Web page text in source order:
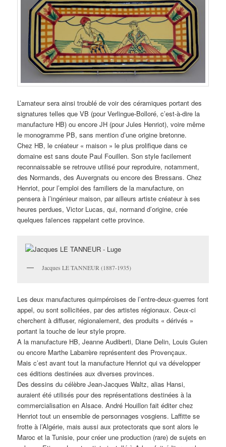
L’amateur sera ainsi troublé de voir des céramiques portant des
signatures telles que VB (pour Verlingue-Bolloré, c’est-à-dire la
manufacture HB) ou encore JH (pour Jules Henriot), voire même
le monogramme PB, sans mention d’une origine bretonne.
Chez HB, le créateur « maison » le plus prolifique dans ce
domaine est sans doute Paul Fouillen. Son style facilement
reconnaissable se retrouve utilisé pour reproduire, notamment,
des Normands, des Auvergnats ou encore des Bressans. Chez
Henriot, pour l’emploi des familiers de la manufacture, on
pensera à l’ingénieur maison, par ailleurs artiste créateur à ses
heures perdues, Victor Lucas, qui, normand d’origine, crée
quelques faïences rappelant cette province.
Jacques LE TANNEUR (1887-1935)
Les deux manufactures quimpéroises de l’entre-deux-guerres font
appel, ou sont sollicitées, par des artistes régionaux. Ceux-ci
cherchent à diffuser, régionalement, des produits « dérivés »
portant la touche de leur style propre.
A la manufacture HB, Jeanne Audiberti, Diane Delin, Louis Guien
ou encore Marthe Labarrère représentent des Provençaux.
Mais c’est avant tout la manufacture Henriot qui va développer
ces éditions destinées aux diverses provinces.
Des dessins du célèbre Jean-Jacques Waltz, alias Hansi,
auraient été utilisés pour des représentations destinées à la
commercialisation en Alsace. André Houillon fait éditer chez
Henriot tout un ensemble de personnages vosgiens. Laffitte se
frotte à l’Algérie, mais aussi aux protectorats que sont alors le
Maroc et la Tunisie, pour créer une production (rare) de sujets en